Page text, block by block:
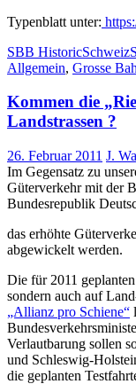
Typenblatt unter:
SBB HistoricSchweiz
Allgemein, Grosse
Kommen die
Landstrassen ?
26. Februar 2011 J.
Im Gegensatz zu
Güterverkehr mit der
Bundesrepublik
das erhöhte
abgewickelt werden.
Die für 2011
sondern auch auf
„Allianz pro Schiene“
Verlautbarung sollen
und Schleswig-
die geplanten